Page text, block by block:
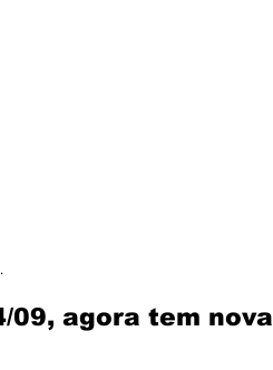
09, agora tem nova